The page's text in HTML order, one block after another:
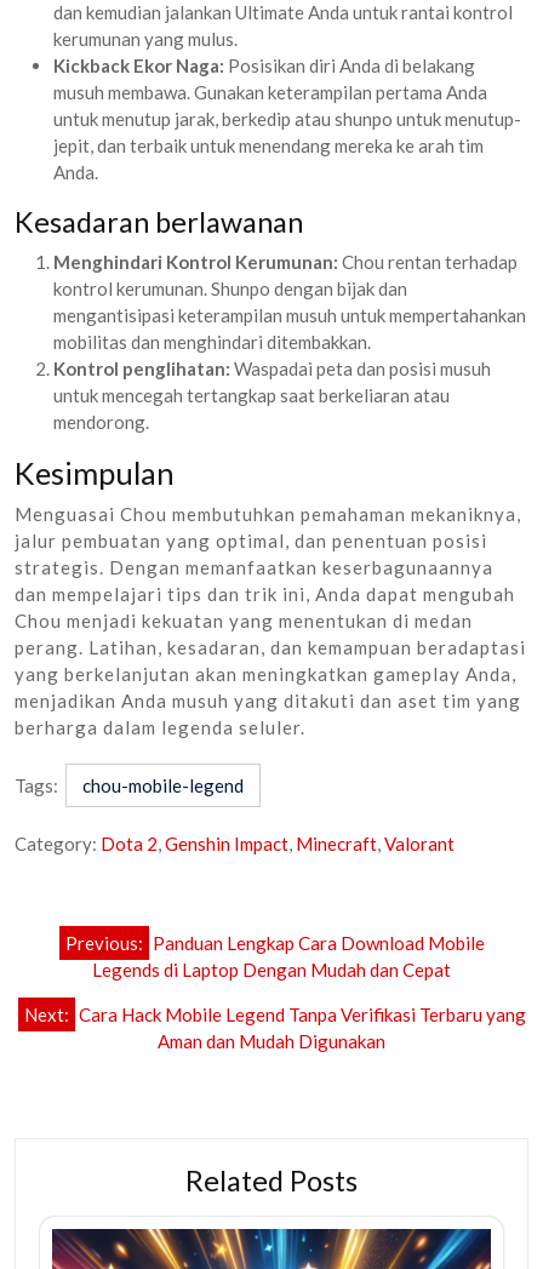
dan kemudian jalankan Ultimate Anda untuk rantai kontrol
kerumunan yang mulus.
Kickback Ekor Naga: Posisikan diri Anda di belakang
musuh membawa. Gunakan keterampilan pertama Anda
untuk menutup jarak, berkedip atau shunpo untuk menutup-
jepit, dan terbaik untuk menendang mereka ke arah tim
Anda.
Kesadaran berlawanan
Menghindari Kontrol Kerumunan: Chou rentan terhadap
kontrol kerumunan. Shunpo dengan bijak dan
mengantisipasi keterampilan musuh untuk mempertahankan
mobilitas dan menghindari ditembakkan.
Kontrol penglihatan: Waspadai peta dan posisi musuh
untuk mencegah tertangkap saat berkeliaran atau
mendorong.
Kesimpulan
Menguasai Chou membutuhkan pemahaman mekaniknya,
jalur pembuatan yang optimal, dan penentuan posisi
strategis. Dengan memanfaatkan keserbagunaannya
dan mempelajari tips dan trik ini, Anda dapat mengubah
Chou menjadi kekuatan yang menentukan di medan
perang. Latihan, kesadaran, dan kemampuan beradaptasi
yang berkelanjutan akan meningkatkan gameplay Anda,
menjadikan Anda musuh yang ditakuti dan aset tim yang
berharga dalam legenda seluler.
Tags: chou-mobile-legend
Category: Dota 2,Genshin Impact, Minecraft,Valorant
Post
navigation
Previous: Panduan Lengkap Cara Download Mobile
Legends di Laptop Dengan Mudah dan Cepat
Next: Cara Hack Mobile Legend Tanpa Verifikasi Terbaru yang
Aman dan Mudah Digunakan
Related Posts